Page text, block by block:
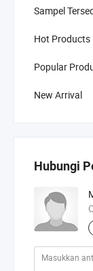
Sampel
Hot Products
Popular
New Arrival
Hubungi